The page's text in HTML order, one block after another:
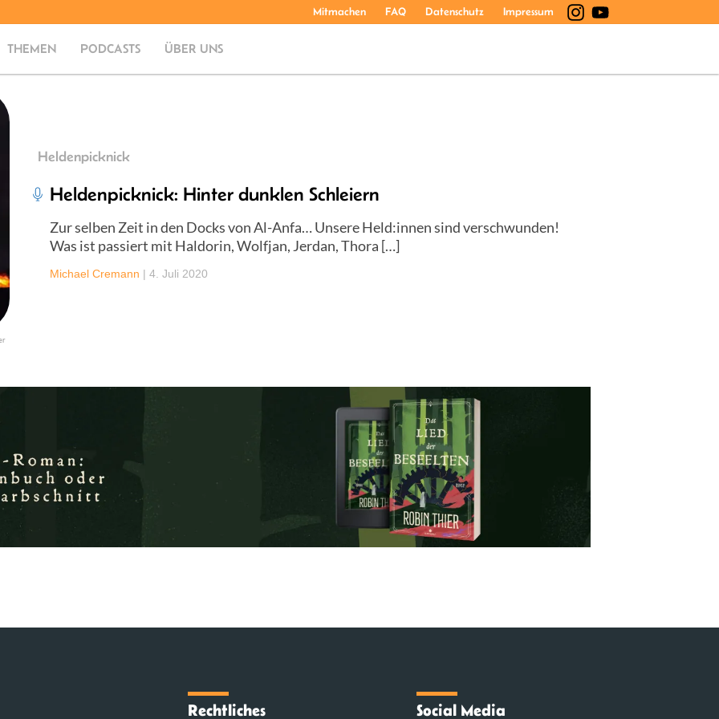
Mitmachen FAQ Datenschutz Impressum
THEMEN PODCASTS ÜBER UNS
Heldenpicknick
Heldenpicknick: Hinter dunklen Schleiern
Zur selben Zeit in den Docks von Al-Anfa… Unsere Held:innen sind verschwunden!
Was ist passiert mit Haldorin, Wolfjan, Jerdan, Thora […]
Michael Cremann | 4. Juli 2020
Rechtliches Social Media